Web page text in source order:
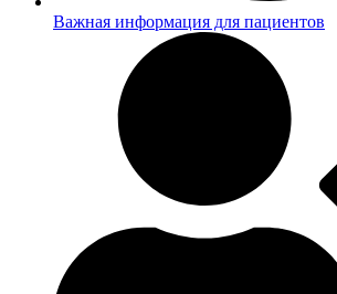
Важная информация для пациентов